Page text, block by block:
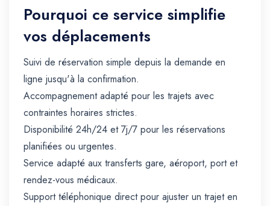
Pourquoi ce service simplifie
vos déplacements
Suivi de réservation simple depuis la demande en
ligne jusqu'à la confirmation.
Accompagnement adapté pour les trajets avec
contraintes horaires strictes.
Disponibilité 24h/24 et 7j/7 pour les réservations
planifiées ou urgentes.
Service adapté aux transferts gare, aéroport, port et
rendez-vous médicaux.
Support téléphonique direct pour ajuster un trajet en